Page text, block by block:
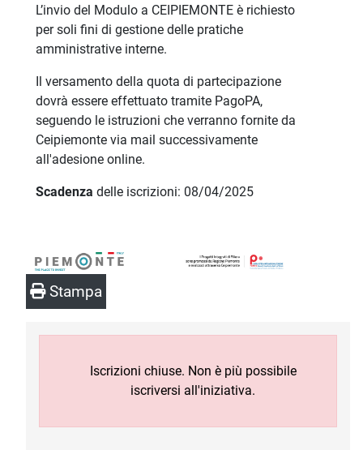
L’invio del Modulo a CEIPIEMONTE è richiesto
per soli fini di gestione delle pratiche
amministrative interne.
Il versamento della quota di partecipazione
dovrà essere effettuato tramite PagoPA,
seguendo le istruzioni che verranno fornite da
Ceipiemonte via mail successivamente
all'adesione online.
Scadenza delle iscrizioni: 08/04/2025
Stampa
Iscrizioni chiuse. Non è più possibile
iscriversi all'iniziativa.